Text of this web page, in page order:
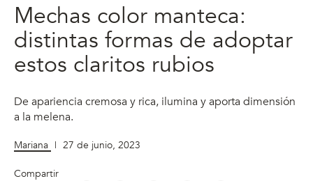
Mechas color manteca:
distintas formas de adoptar
estos claritos rubios
De apariencia cremosa y rica, ilumina y aporta dimensión
a la melena.
Mariana | 27 de junio, 2023
Compartir